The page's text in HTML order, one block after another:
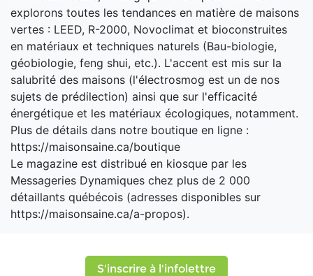
explorons toutes les tendances en matière de maisons
vertes : LEED, R-2000, Novoclimat et bioconstruites
en matériaux et techniques naturels (Bau-biologie,
géobiologie, feng shui, etc.). L'accent est mis sur la
salubrité des maisons (l'électrosmog est un de nos
sujets de prédilection) ainsi que sur l'efficacité
énergétique et les matériaux écologiques, notamment.
Plus de détails dans notre boutique en ligne :
https://maisonsaine.ca/boutique
Le magazine est distribué en kiosque par les
Messageries Dynamiques chez plus de 2 000
détaillants québécois (adresses disponibles sur
https://maisonsaine.ca/a-propos).
S'inscrire à l'infolettre